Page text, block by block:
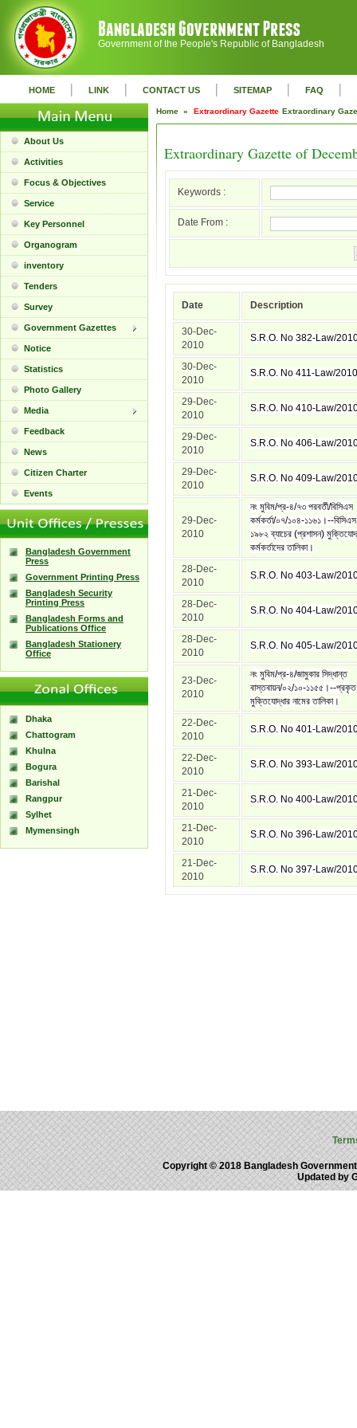
Government of the People's Republic of Bangladesh
HOME | LINK | CONTACT US | SITEMAP | FAQ |
About Us
Activities
Focus & Objectives
Service
Key Personnel
Organogram
inventory
Tenders
Survey
Government Gazettes
Notice
Statistics
Photo Gallery
Media
Feedback
News
Citizen Charter
Events
Bangladesh Government
Press
Government Printing Press
Bangladesh Security
Printing Press
Bangladesh Forms and
Publications Office
Bangladesh Stationery
Office
Dhaka
Chattogram
Khulna
Bogura
Barishal
Rangpur
Sylhet
Mymensingh
Home » Extraordinary Gazette Extraordinary
Extraordinary Gazette of
Keywords :
Date From :
Date Description
30-Dec-
2010
S.R.O. No 382-Law/
30-Dec-
2010
S.R.O. No 411-Law/2010
29-Dec-
2010
S.R.O. No 410-Law/
29-Dec-
2010
S.R.O. No 406-Law/
29-Dec-
2010
S.R.O. No 409-Law/
29-Dec-
2010
নং মুবিম/প্র-৪/৭৩ পরবর্তী/বিসিএস
কর্মকর্তা/০৭/১০৪-১১৬১।--বিসিএস
১৯৮২ ব্যাচের (প্রশাসন)
কর্মকর্তাদের তালিকা।
28-Dec-
2010
S.R.O. No 403-Law/
28-Dec-
2010
S.R.O. No 404-Law/
28-Dec-
2010
S.R.O. No 405-Law/
23-Dec-
2010
নং মুবিম/প্র-৪/জামুকার সিদ্ধান্ত
বাস্তবায়ন/০২/১০-১১৫৫।--প্রকৃত
মুক্তিযোদ্ধার নামের তালিকা।
22-Dec-
2010
S.R.O. No 401-Law/
22-Dec-
2010
S.R.O. No 393-Law/
21-Dec-
2010
S.R.O. No 400-Law/
21-Dec-
2010
S.R.O. No 396-Law/
21-Dec-
2010
S.R.O. No 397-Law/
Copyright © 2018 Bangladesh
Updated by